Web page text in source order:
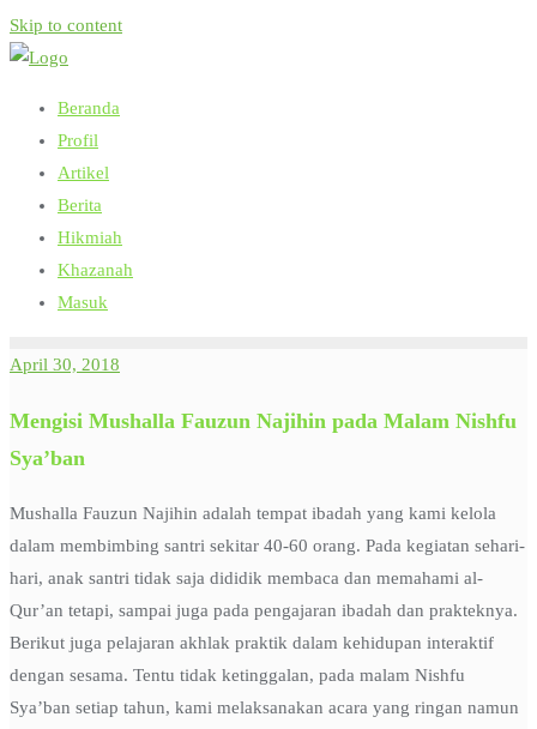
Skip to content
Beranda
Profil
Artikel
Berita
Hikmiah
Khazanah
Masuk
April 30, 2018
Mengisi Mushalla Fauzun Najihin pada Malam Nishfu
Sya’ban
Mushalla Fauzun Najihin adalah tempat ibadah yang kami kelola
dalam membimbing santri sekitar 40-60 orang. Pada kegiatan sehari-
hari, anak santri tidak saja dididik membaca dan memahami al-
Qur’an tetapi, sampai juga pada pengajaran ibadah dan prakteknya.
Berikut juga pelajaran akhlak praktik dalam kehidupan interaktif
dengan sesama. Tentu tidak ketinggalan, pada malam Nishfu
Sya’ban setiap tahun, kami melaksanakan acara yang ringan namun